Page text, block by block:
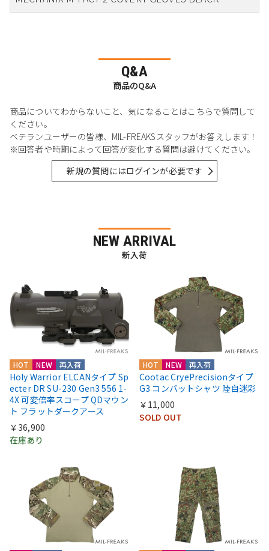
Q&A
商品のQ&A
商品についてわからないこと、気になることはこちらで質問して
ください。
ベテランユーザーの皆様、MIL-FREAKSスタッフがお答えします！
※回答者や時期によって回答が変化する質問は避けてください。
新規の質問にはログインが必要です
NEW ARRIVAL
新入荷
HOT NEW 再入荷
Holy Warrior ELCANタイプ Sp
ecter DR SU-230 Gen3 556 1-
4X 可変倍率スコープ QDマウン
ト フラットダークアース
￥36,900
在庫あり
HOT NEW 再入荷
Cootac CryePrecisionタイプ
G3 コンバットシャツ 陸自迷彩
￥11,000
SOLD OUT